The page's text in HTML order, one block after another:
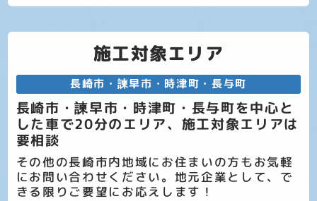
施工対象エリア
長崎市・諫早市・時津町・長与町
長崎市・諫早市・時津町・長与町を中心と
した車で20分のエリア、施工対象エリアは
要相談
その他の長崎市内地域にお住まいの方もお気軽
にお問い合わせください。地元企業として、で
きる限りご要望にお応えします！